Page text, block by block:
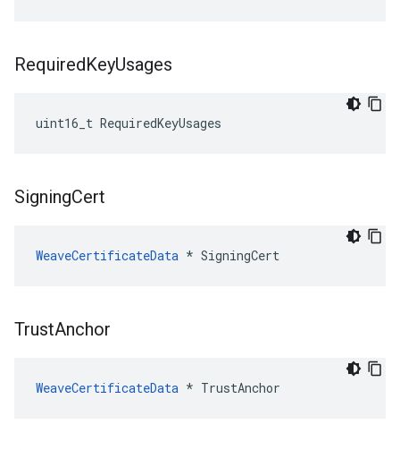
RequiredKeyUsages
uint16_t RequiredKeyUsages
SigningCert
WeaveCertificateData * SigningCert
TrustAnchor
WeaveCertificateData * TrustAnchor